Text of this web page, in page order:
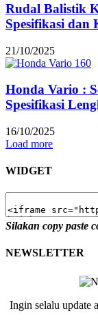
Rudal Balistik
Spesifikasi dan
21/10/2025
Honda Vario :
Spesifikasi
16/10/2025
Load more
WIDGET
Silakan copy paste
NEWSLETTER
Ingin selalu update